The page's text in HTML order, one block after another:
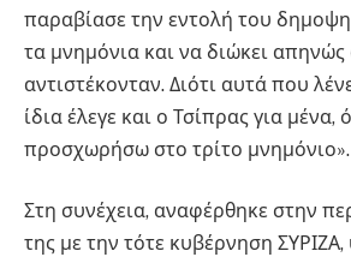
παραβίασε την εντολή του
τα μνημόνια και να διώκει
αντιστέκονταν. Διότι αυτά που
ίδια έλεγε και ο Τσίπρας για
προσχωρήσω στο τρίτο μνημόνιο».
Στη συνέχεια, αναφέρθηκε στην
της με την τότε κυβέρνηση